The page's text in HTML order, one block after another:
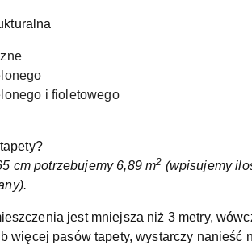
i fioletowego
cm potrzebujemy 6,89 m2 (wpisujemy
jest mniejsza niż 3 metry,
więcej pasów tapety, wystarczy